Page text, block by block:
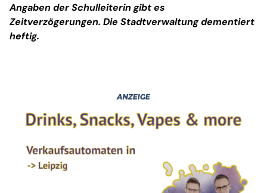
Angaben der Schulleiterin gibt es
Zeitverzögerungen. Die Stadtverwaltung dementiert
heftig.